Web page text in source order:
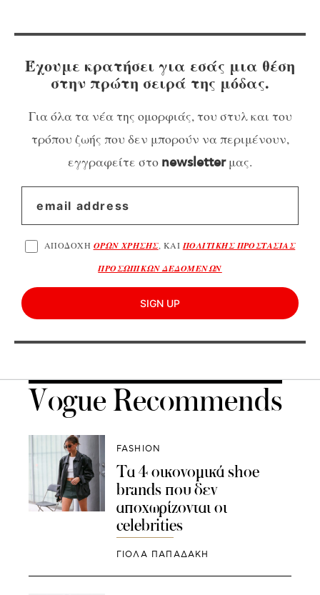
Έχουμε κρατήσει για εσάς μια θέση
στην πρώτη σειρά της μόδας.
Για όλα τα νέα της ομορφιάς, του στυλ και του
τρόπου ζωής που δεν μπορούν να περιμένουν,
εγγραφείτε στο newsletterμας.
ΑΠΟΔΟΧΗ ΟΡΩΝ ΧΡΗΣΗΣ, ΚΑΙ ΠΟΛΙΤΙΚΗΣ ΠΡΟΣΤΑΣΙΑΣ
ΠΡΟΣΩΠΙΚΩΝ ΔΕΔΟΜΕΝΩΝ
SIGN UP
Vogue Recommends
FASHION
Τα 4 οικονομικά shoe
brands που δεν
αποχωρίζονται οι
celebrities
ΓΙΌΛΑ ΠΑΠΑΔΆΚΗ